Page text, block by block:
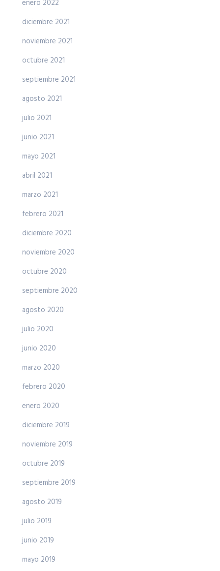
enero 2022
diciembre 2021
noviembre 2021
octubre 2021
septiembre 2021
agosto 2021
julio 2021
junio 2021
mayo 2021
abril 2021
marzo 2021
febrero 2021
diciembre 2020
noviembre 2020
octubre 2020
septiembre 2020
agosto 2020
julio 2020
junio 2020
marzo 2020
febrero 2020
enero 2020
diciembre 2019
noviembre 2019
octubre 2019
septiembre 2019
agosto 2019
julio 2019
junio 2019
mayo 2019